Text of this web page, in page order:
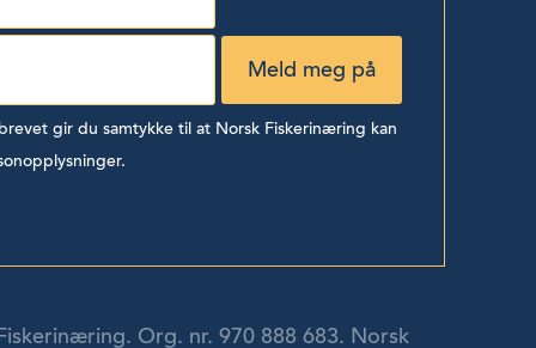
gir du samtykke til at Norsk Fiskerinæring kan
Org. nr. 970 888 683. Norsk